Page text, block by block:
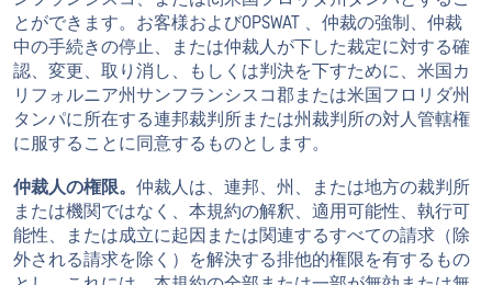
とができます。お客様およびOPSWAT 、仲裁の強制、仲裁
中の手続きの停止、または仲裁人が下した裁定に対する確
認、変更、取り消し、もしくは判決を下すために、米国カ
リフォルニア州サンフランシスコ郡または米国フロリダ州
タンパに所在する連邦裁判所または州裁判所の対人管轄権
に服することに同意するものとします。
仲裁人の権限。 仲裁人は、連邦、州、または地方の裁判所
または機関ではなく、本規約の解釈、適用可能性、執行可
能性、または成立に起因または関連するすべての請求（除
外される請求を除く）を解決する排他的権限を有するもの